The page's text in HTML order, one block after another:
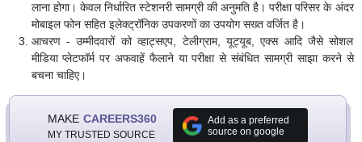
लाना होगा। केवल निर्धारित स्टेशनरी सामग्री की अनुमति है। परीक्षा परिसर के अंदर
मोबाइल फोन सहित इलेक्ट्रॉनिक उपकरणों का उपयोग सख्त वर्जित है।
आचरण - उम्मीदवारों को व्हाट्सएप, टेलीग्राम, यूट्यूब, एक्स आदि जैसे सोशल
मीडिया प्लेटफॉर्म पर अफवाहें फैलाने या परीक्षा से संबंधित सामग्री साझा करने से
बचना चाहिए।
MAKE CAREERS360
MY TRUSTED SOURCE
Add as a preferred
source on google